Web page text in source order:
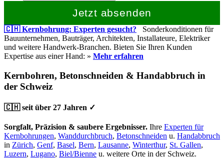
Jetzt absenden
🇨🇭 Kernbohrung: Experten gesucht? Sonderkonditionen für
Bauunternehmen, Bauträger, Architekten, Installateure, Elektriker
und weitere Handwerk-Branchen. Bieten Sie Ihren Kunden
Expertise aus einer Hand: » Mehr erfahren
Kernbohren, Betonschneiden & Handabbruch in
der Schweiz
🇨🇭 seit über 27 Jahren ✓
Sorgfalt, Präzision & saubere Ergebnisser. Ihre Experten für
Kernbohrungen, Wanddurchbruch, Betonschneiden u. Handabbruch
in Zürich, Genf, Basel, Bern, Lausanne, Winterthur, St. Gallen,
Luzern, Lugano, Biel/Bienne u. weitere Orte in der Schweiz.